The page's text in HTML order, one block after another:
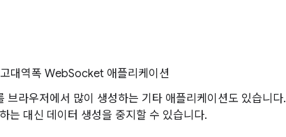
대역폭 WebSocket 애플리케이션
라우저에서 많이 생성하는 기타 애플리케이션도 있습니다.
는 대신 데이터 생성을 중지할 수 있습니다.